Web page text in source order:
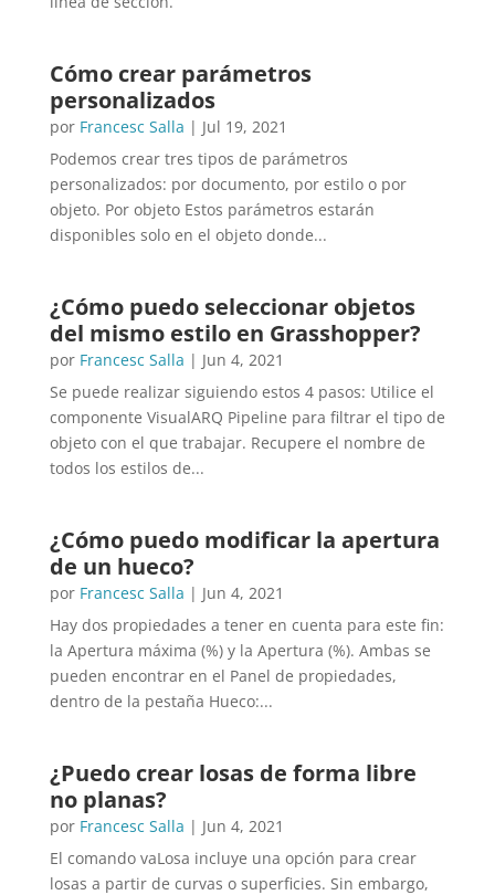
Cómo crear parámetros
personalizados
por Francesc Salla | Jul 19, 2021
Podemos crear tres tipos de parámetros
personalizados: por documento, por estilo o por
objeto. Por objeto Estos parámetros estarán
disponibles solo en el objeto donde...
¿Cómo puedo seleccionar objetos
del mismo estilo en Grasshopper?
por Francesc Salla | Jun 4, 2021
Se puede realizar siguiendo estos 4 pasos: Utilice el
componente VisualARQ Pipeline para filtrar el tipo de
objeto con el que trabajar. Recupere el nombre de
todos los estilos de...
¿Cómo puedo modificar la apertura
de un hueco?
por Francesc Salla | Jun 4, 2021
Hay dos propiedades a tener en cuenta para este fin:
la Apertura máxima (%) y la Apertura (%). Ambas se
pueden encontrar en el Panel de propiedades,
dentro de la pestaña Hueco:...
¿Puedo crear losas de forma libre
no planas?
por Francesc Salla | Jun 4, 2021
El comando vaLosa incluye una opción para crear
losas a partir de curvas o superficies. Sin embargo,